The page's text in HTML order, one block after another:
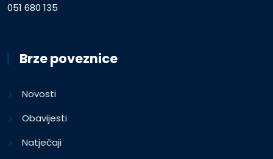
051 680 135
Brze poveznice
Novosti
Obavijesti
Natječaji